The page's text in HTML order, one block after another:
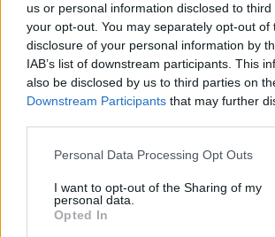
us or personal information disclosed to
your opt-out. You may separately opt-out of
disclosure of your personal information by
IAB’s list of downstream participants. This
also be disclosed by us to third parties on
Downstream Participants that may further
Personal Data Processing Opt Outs
I want to opt-out of the Sharing of my
personal data.
Opted In